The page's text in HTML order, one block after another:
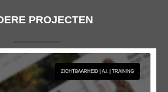
PROJECTEN
ZICHTBAARHEID | A.I. | TRAINING